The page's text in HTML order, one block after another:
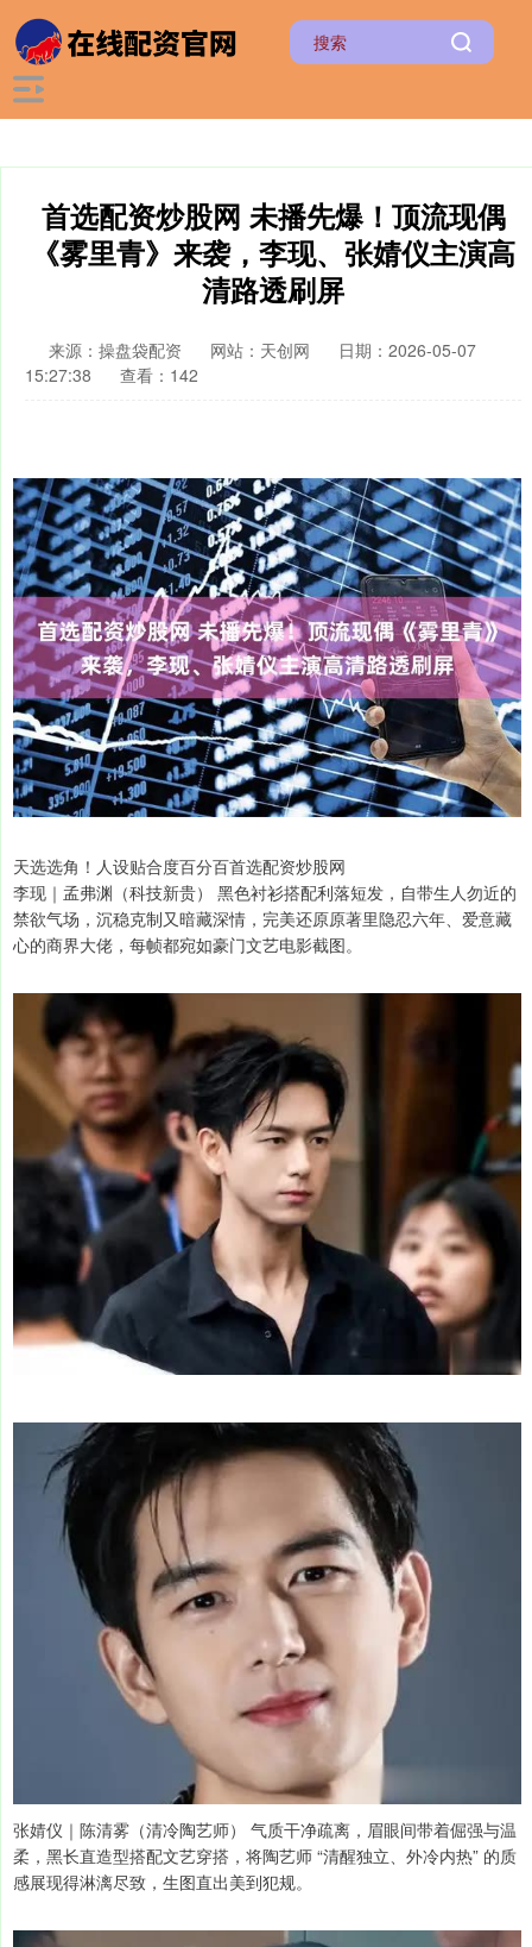
首选配资炒股网 未播先爆！顶流现偶
《雾里青》来袭，李现、张婧仪主演高
清路透刷屏
来源：操盘袋配资 网站：天创网
日期：2026-05-07
15:27:38
查看：142
天选选角！人设贴合度百分百首选配资炒股网
李现｜孟弗渊（科技新贵） 黑色衬衫搭配利落短发，自带生人勿近的
禁欲气场，沉稳克制又暗藏深情，完美还原原著里隐忍六年、爱意藏
心的商界大佬，每帧都宛如豪门文艺电影截图。
张婧仪｜陈清雾（清冷陶艺师） 气质干净疏离，眉眼间带着倔强与温
柔，黑长直造型搭配文艺穿搭，将陶艺师 “清醒独立、外冷内热” 的质
感展现得淋漓尽致，生图直出美到犯规。